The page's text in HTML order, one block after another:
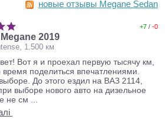
новые отзывы Megane Sedan
2019
1.500 км
+7 / -0
Вот я и проехал первую тысячу км,
поделиться впечатлениями.
До этого ездил на ВАЗ 2114,
выборе нового авто на дизельное
не см ...